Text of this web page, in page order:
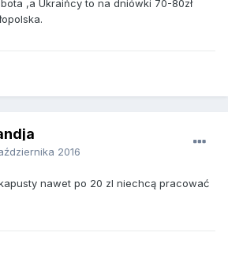
,a Ukraińcy to na dniówki 70-80zł
2016
nawet po 20 zl niechcą pracować